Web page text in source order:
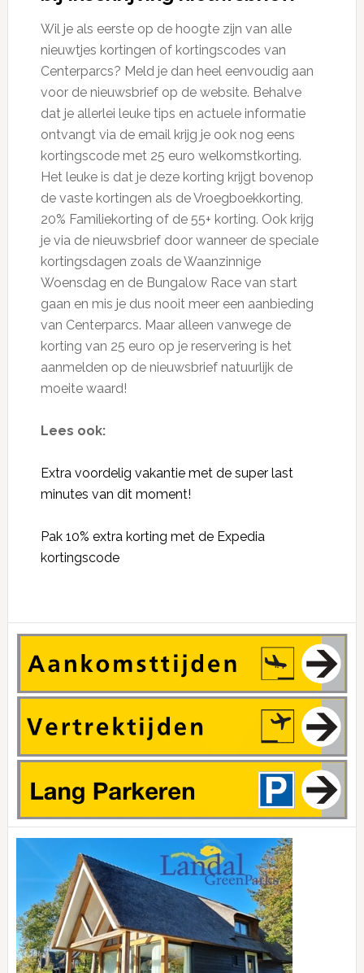
Wil je als eerste op de hoogte zijn van alle
nieuwtjes kortingen of kortingscodes van
Centerparcs? Meld je dan heel eenvoudig aan
voor de nieuwsbrief op de website. Behalve
dat je allerlei leuke tips en actuele informatie
ontvangt via de email krijg je ook nog eens
kortingscode met 25 euro welkomstkorting.
Het leuke is dat je deze korting krijgt bovenop
de vaste kortingen als de Vroegboekkorting,
20% Familiekorting of de 55+ korting. Ook krijg
je via de nieuwsbrief door wanneer de speciale
kortingsdagen zoals de Waanzinnige
Woensdag en de Bungalow Race van start
gaan en mis je dus nooit meer een aanbieding
van Centerparcs. Maar alleen vanwege de
korting van 25 euro op je reservering is het
aanmelden op de nieuwsbrief natuurlijk de
moeite waard!
Lees ook:
Extra voordelig vakantie met de super last
minutes van dit moment!
Pak 10% extra korting met de Expedia
kortingscode